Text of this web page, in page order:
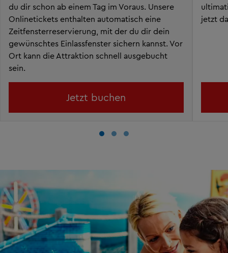
du dir schon ab einem Tag im Voraus. Unsere
Onlinetickets enthalten automatisch eine
Zeitfensterreservierung, mit der du dir dein
gewünschtes Einlassfenster sichern kannst. Vor
Ort kann die Attraktion schnell ausgebucht
sein.
Jetzt buchen
jetzt